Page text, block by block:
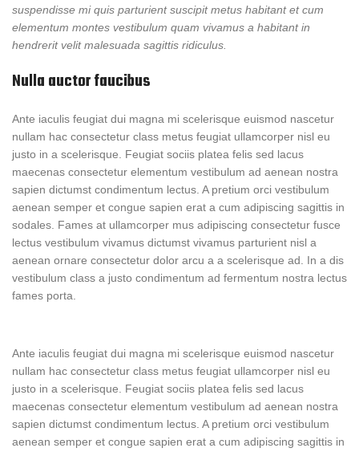
suspendisse mi quis parturient suscipit metus habitant et cum
elementum montes vestibulum quam vivamus a habitant in
hendrerit velit malesuada sagittis ridiculus.
Nulla auctor faucibus
Ante iaculis feugiat dui magna mi scelerisque euismod nascetur
nullam hac consectetur class metus feugiat ullamcorper nisl eu
justo in a scelerisque. Feugiat sociis platea felis sed lacus
maecenas consectetur elementum vestibulum ad aenean nostra
sapien dictumst condimentum lectus. A pretium orci vestibulum
aenean semper et congue sapien erat a cum adipiscing sagittis in
sodales. Fames at ullamcorper mus adipiscing consectetur fusce
lectus vestibulum vivamus dictumst vivamus parturient nisl a
aenean ornare consectetur dolor arcu a a scelerisque ad. In a dis
vestibulum class a justo condimentum ad fermentum nostra lectus
fames porta.
Ante iaculis feugiat dui magna mi scelerisque euismod nascetur
nullam hac consectetur class metus feugiat ullamcorper nisl eu
justo in a scelerisque. Feugiat sociis platea felis sed lacus
maecenas consectetur elementum vestibulum ad aenean nostra
sapien dictumst condimentum lectus. A pretium orci vestibulum
aenean semper et congue sapien erat a cum adipiscing sagittis in